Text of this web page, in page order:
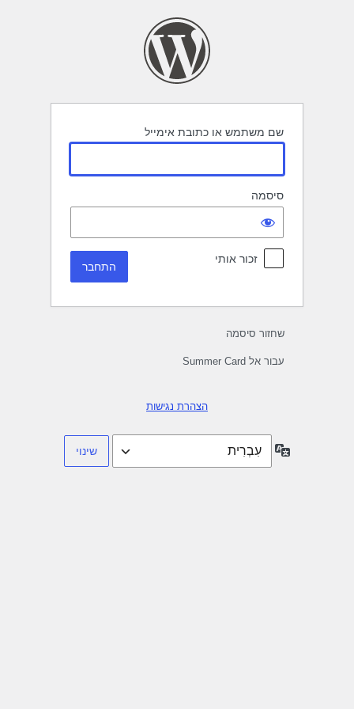
שם משתמש או כתובת אימייל
סיסמה
זכור אותי
שחזור סיסמה
עבור אל Summer Card
הצהרת נגישות
שפה